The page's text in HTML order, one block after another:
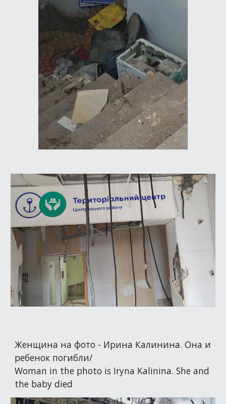
Женщина на фото - Ирина Калинина. Она и
ребенок погибли/
Woman in the photo is Iryna Kalinina. She and
the baby died